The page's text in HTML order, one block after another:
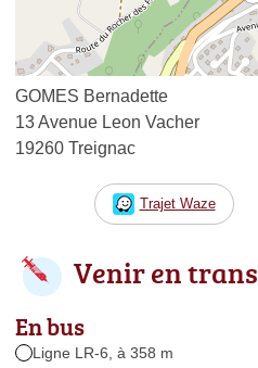
GOMES Bernadette
13 Avenue Leon Vacher
19260 Treignac
Trajet Waze
Venir en
En bus
Ligne LR-6, à 358 m